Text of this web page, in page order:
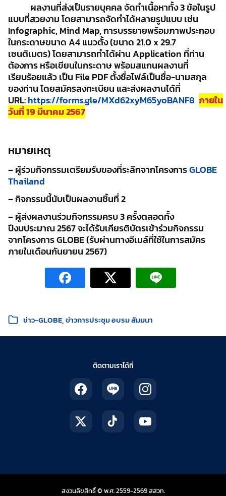
ผลงานที่ส่งเป็นรายบุคคล จัดทำเนื้อหาทั้ง 3 ข้อในรูป
แบบที่สวยงาม โดยสามารถจัดทำได้หลายรูปแบบ เช่น
Infographic, Mind Map, การบรรยายพร้อมภาพประกอบ
ในกระดาษขนาด A4 แนวตั้ง (ขนาด 21.0 x 29.7
เซนติเมตร) โดยสามารถทำได้ผ่าน Application ที่ท่าน
ต้องการ หรือเขียนในกระดาษ พร้อมสแกนผลงานที่
เรียบร้อยแล้ว เป็น File PDF ตั้งชื่อไฟล์เป็นชื่อ-นามสกุล
ของท่าน โดยสมัครลงทะเบียน และส่งผลงานได้ที่
URL:https://forms.gle/MXd62xyM65yoBANF8 ภายใน
วันที่ 19 มีนาคม 2567
หมายเหตุ
– ผู้ร่วมกิจกรรมเตรียมรับของที่ระลึกจากโครงการGLOBE
Thailand
– กิจกรรมนี้นับเป็นผลงานชิ้นที่ 2
– ผู้ส่งผลงานร่วมกิจกรรมครบ 3 ครั้งตลอดทั้ง
ปีงบประมาณ 2567 จะได้รับเกียรติบัตรเข้าร่วมกิจกรรม
จากโครงการ GLOBE (รับผ่านทางอีเมล์ที่ใช้ในการสมัคร
ภายในเดือนกันยายน 2567)
หมวดหมู่:
ข่าว-GLOBE ข่าวการประชุม อบรม สัมมนา
ติดตามเราได้ที่
สงวนลิขสิทธิ์ © พ.ศ. 2559-2569สสวท.สถาบันส่งเสริมการสอ